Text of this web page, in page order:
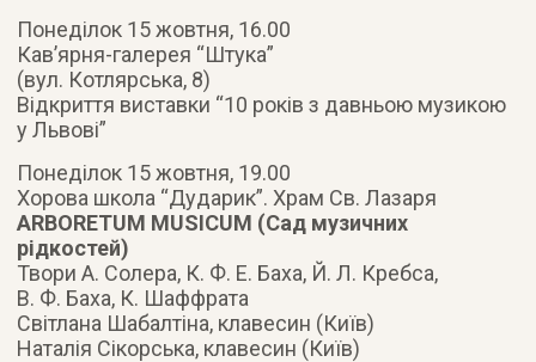
Понеділок 15 жовтня, 16.00
Кав’ярня-галерея “Штука”
(вул. Котлярська, 8)
Відкриття виставки “10 років з давньою музикою
у Львові”
Понеділок 15 жовтня, 19.00
Хорова школа “Дударик”. Храм Св. Лазаря
ARBORETUM MUSICUM (Сад музичних
рідкостей)
Твори А. Солера, К. Ф. Е. Баха, Й. Л. Кребса,
В. Ф. Баха, К. Шаффрата
Світлана Шабалтіна, клавесин (Київ)
Наталія Сікорська, клавесин (Київ)